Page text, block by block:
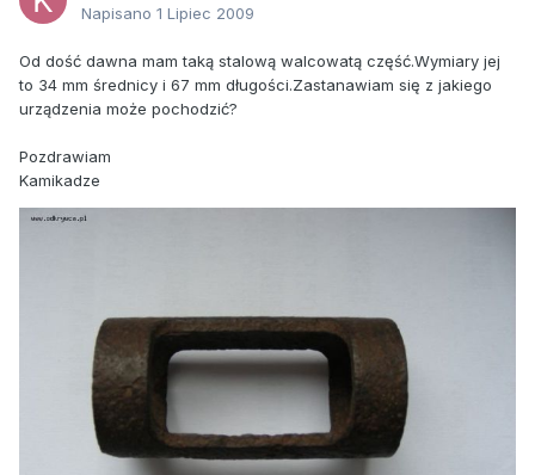
Napisano 1 Lipiec 2009
Od dość dawna mam taką stalową walcowatą część.Wymiary jej
to 34 mm średnicy i 67 mm długości.Zastanawiam się z jakiego
urządzenia może pochodzić?
Pozdrawiam
Kamikadze